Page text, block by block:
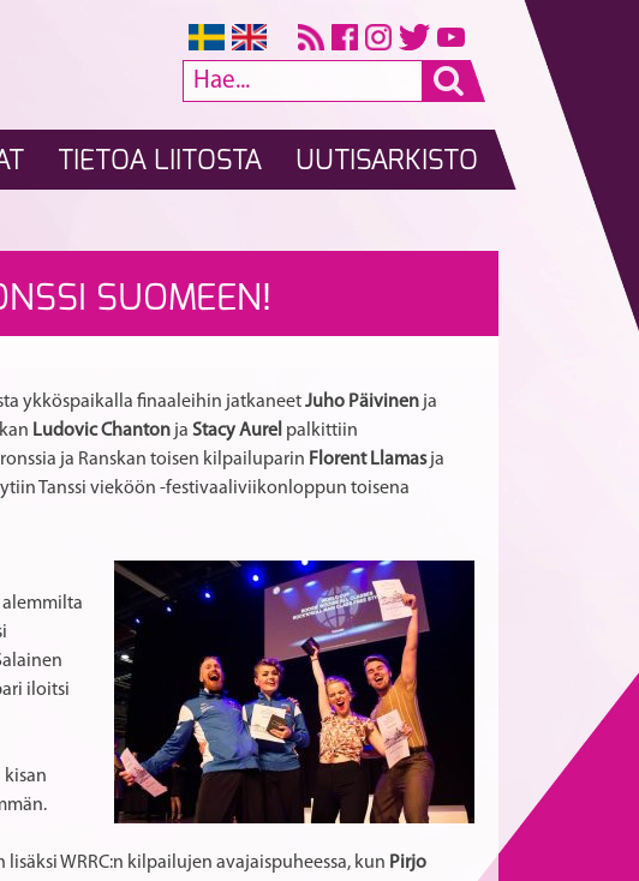
TIETOA LIITOSTA UUTISARKISTO
SUOMEEN!
ykköspaikalla finaaleihin jatkaneetJuho Päivinen ja
LudovicChanton ja Stacy Aurel palkittiin
ja Ranskan toisen kilpailuparin Florent Llamasja
Tanssi vieköön -festivaaliviikonloppun toisena
iloitsi
WRRC:n kilpailujen avajaispuheessa, kun Pirjo
SELAUS